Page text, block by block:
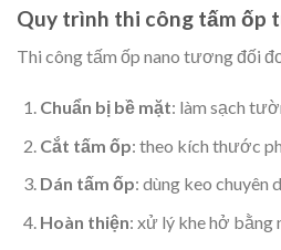
Quy trình thi công tấm ốp
Thi công tấm ốp nano tương đối
Chuẩn bị bề mặt: làm sạch
Cắt tấm ốp: theo kích thước
Dán tấm ốp: dùng keo chuyên
Hoàn thiện: xử lý khe hở bằng